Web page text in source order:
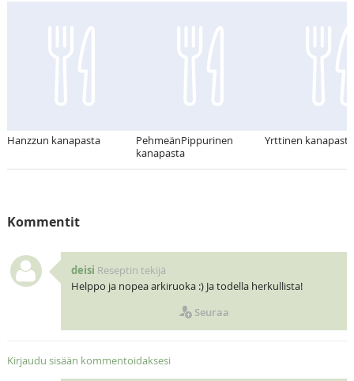
Hanzzun kanapasta
PehmeänPippurinen
kanapasta
Yrttinen kanapasta
Kommentit
deisi Reseptin tekijä
Helppo ja nopea arkiruoka :) Ja todella herkullista!
Seuraa
Kirjaudu sisään kommentoidaksesi